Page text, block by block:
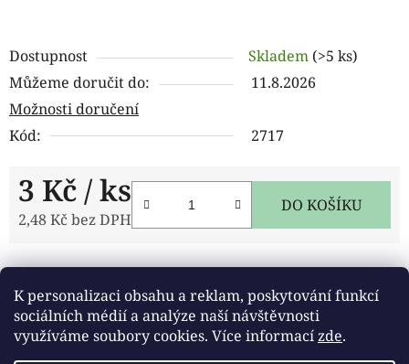
K personalizaci obsahu a reklam, poskytování funkcí
sociálních médií a analýze naší návštěvnosti
využíváme soubory cookies. Více informacízde.
Dostupnost Skladem (>5 ks)
Můžeme doručit do:
11.8.2026
Možnosti doručení
Kód:
2717
3 Kč / ks
2,48 Kč bez DPH
DO KOŠÍKU